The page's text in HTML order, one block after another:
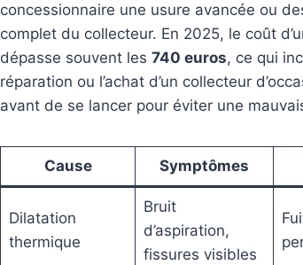
concessionnaire une usure avancée ou
complet du collecteur. En 2025, le coût
dépasse souvent les 740 euros, ce qui
réparation ou l’achat d’un collecteur
avant de se lancer pour éviter une
Cause Symptômes
Dilatation
thermique
Bruit
d’aspiration,
fissures visibles